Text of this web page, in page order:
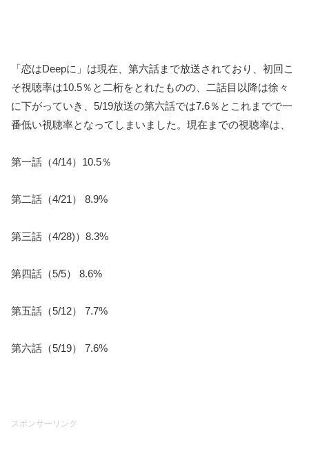
「恋はDeepに」は現在、第六話まで放送されており、初回こ
そ視聴率は10.5％と二桁をとれたものの、二話目以降は徐々
に下がっていき、5/19放送の第六話では7.6％とこれまでで一
番低い視聴率となってしまいました。現在までの視聴率は、
第一話（4/14）10.5％
第二話（4/21） 8.9%
第三話（4/28)）8.3%
第四話（5/5） 8.6%
第五話（5/12） 7.7%
第六話（5/19） 7.6%
スポンサーリンク